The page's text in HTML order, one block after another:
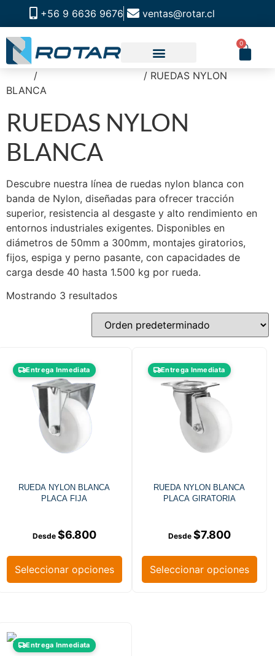
+56 9 6636 9676 ventas@rotar.cl
0
/
/ RUEDAS NYLON
BLANCA
RUEDAS NYLON
BLANCA
Descubre nuestra línea de ruedas nylon blanca con
banda de Nylon, diseñadas para ofrecer tracción
superior, resistencia al desgaste y alto rendimiento en
entornos industriales exigentes. Disponibles en
diámetros de 50mm a 300mm, montajes giratorios,
fijos, espiga y perno pasante, con capacidades de
carga desde 40 hasta 1.500 kg por rueda.
Mostrando 3 resultados
Entrega Inmediata
RUEDA NYLON BLANCA
PLACA FIJA
$6.800
Seleccionar opciones
Entrega Inmediata
RUEDA NYLON BLANCA
PLACA GIRATORIA
$7.800
Seleccionar opciones
Entrega Inmediata